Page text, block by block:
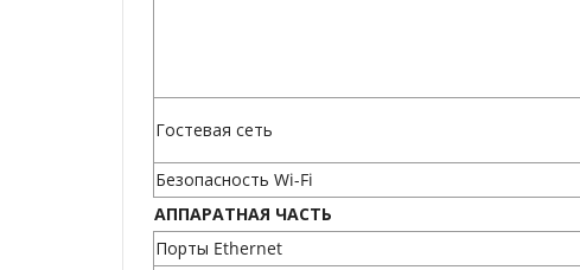
Гостевая сеть
Безопасность Wi-Fi
АППАРАТНАЯ ЧАСТЬ
Порты Ethernet